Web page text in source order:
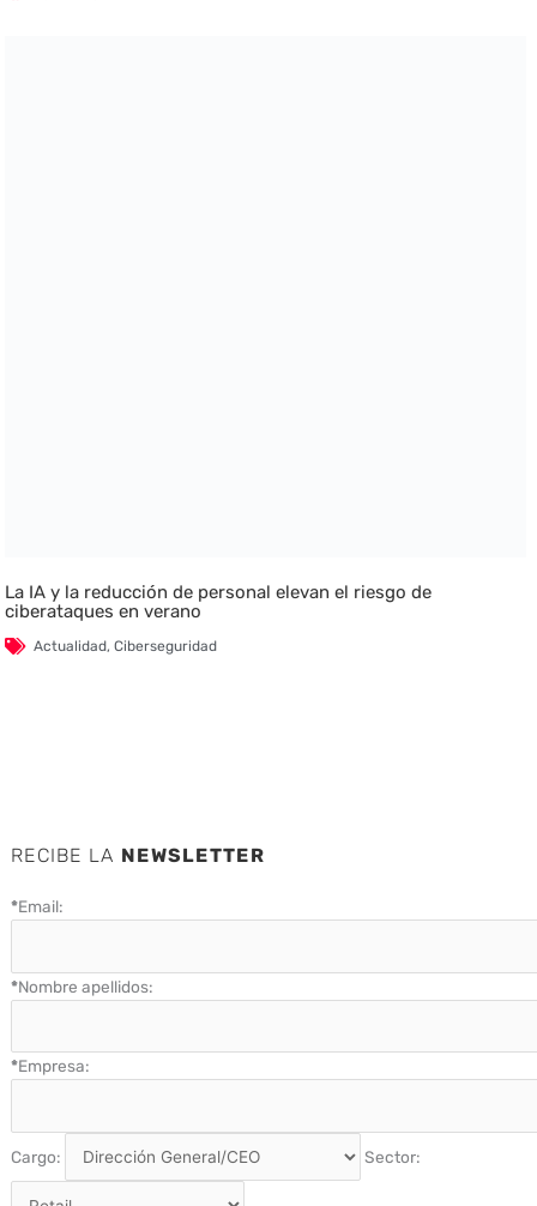
La IA y la reducción de personal elevan el riesgo de
ciberataques en verano
Actualidad,Ciberseguridad
RECIBE LA NEWSLETTER
*Email:
*Nombre apellidos:
*Empresa:
Cargo: Sector: